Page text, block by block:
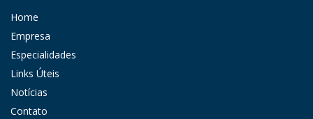
Home
Empresa
Especialidades
Links Úteis
Notícias
Contato